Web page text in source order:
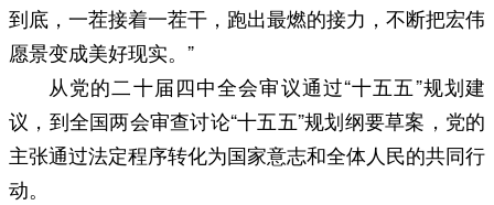
到底，一茬接着一茬干，跑出最燃的接力，不断把宏伟
愿景变成美好现实。”
从党的二十届四中全会审议通过“十五五”规划建
议，到全国两会审查讨论“十五五”规划纲要草案，党的
主张通过法定程序转化为国家意志和全体人民的共同行
动。